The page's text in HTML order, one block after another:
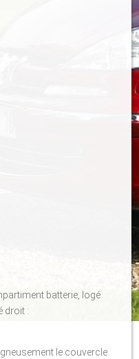
batterie, logé
droit :
le couvercle.